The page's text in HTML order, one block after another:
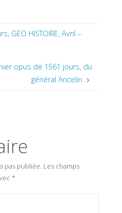
GEO HISTOIRE, Avril –
opus de 1561 jours, du
général Ancelin
pas publiée. Les champs
*